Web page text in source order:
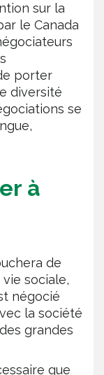
sur la
le Canada
porter
diversité
se
à
de
sociale,
négocié
la société
grandes
que